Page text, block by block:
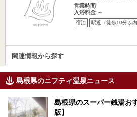
営業時間
入浴料金 ～
宿泊 駅近（徒歩10分以内
関連情報から探す
島根県のニフティ温泉ニュース
島根県のスーパー銭湯お
版】